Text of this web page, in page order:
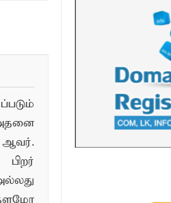
எம்.வை. அமீர்- ஒ
தென்கிழக்குப்
18ஆவது பொதுப்